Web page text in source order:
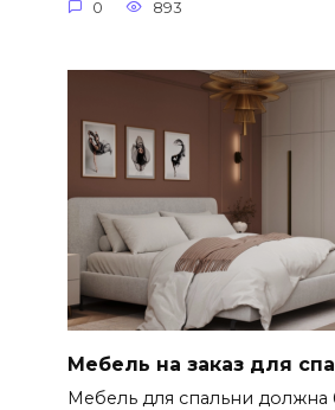
0 893
Мебель на заказ для
Мебель для спальни должна